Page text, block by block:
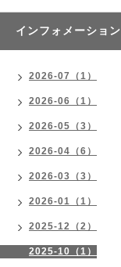
インフォメーション
2026-07（1）
2026-06（1）
2026-05（3）
2026-04（6）
2026-03（3）
2026-01（1）
2025-12（2）
2025-10（1）